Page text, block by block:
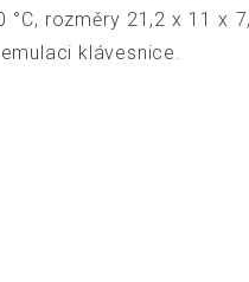
°C, rozměry 21,2 x 11 x
klávesnice.